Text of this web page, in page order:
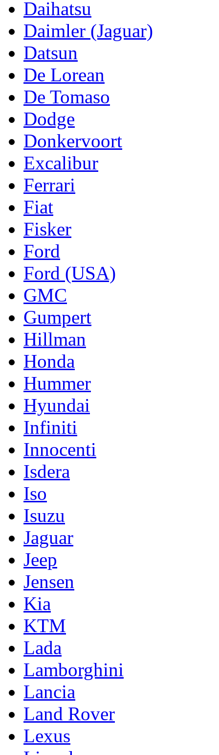
Daihatsu
Daimler (Jaguar)
Datsun
De Lorean
De Tomaso
Dodge
Donkervoort
Excalibur
Ferrari
Fiat
Fisker
Ford
Ford (USA)
GMC
Gumpert
Hillman
Honda
Hummer
Hyundai
Infiniti
Innocenti
Isdera
Iso
Isuzu
Jaguar
Jeep
Jensen
Kia
KTM
Lada
Lamborghini
Lancia
Land Rover
Lexus